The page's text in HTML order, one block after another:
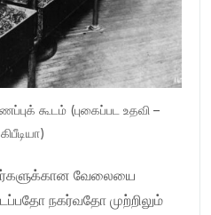
கூடம் (புகைப்பட உதவி –
வேலையை
நகர்வதோ முற்றிலும்